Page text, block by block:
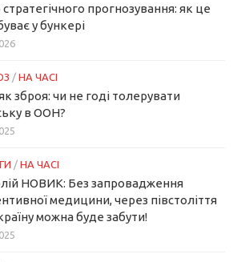
прогнозування: як це
у бункері
/ НА ЧАСІ
зброя: чи не годі толерувати
в ООН?
/ НА ЧАСІ
НОВИК: Без запровадження
медицини, через півстоліття
можна буде забути!